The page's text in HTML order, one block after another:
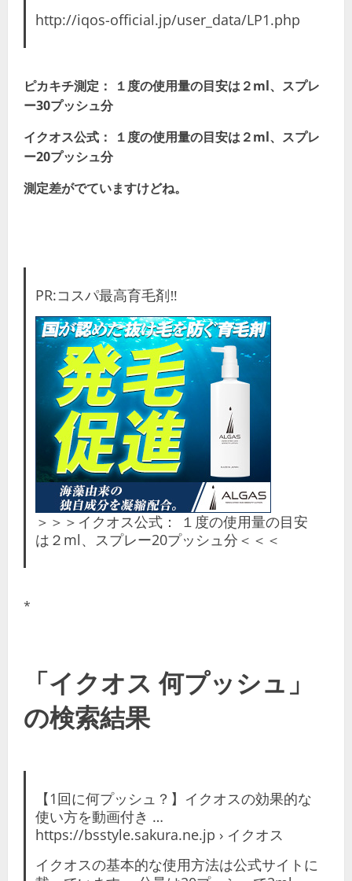
http://iqos-official.jp/user_data/LP1.php
ピカキチ測定： １度の使用量の目安は２ml、スプレ
ー30プッシュ分
イクオス公式： １度の使用量の目安は２ml、スプレ
ー20プッシュ分
測定差がでていますけどね。
PR:コスパ最高育毛剤‼
＞＞＞イクオス公式： １度の使用量の目安
は２ml、スプレー20プッシュ分＜＜＜
*
「イクオス 何プッシュ」
の検索結果
【1回に何プッシュ？】イクオスの効果的な
使い方を動画付き …
https://bsstyle.sakura.ne.jp › イクオス
イクオスの基本的な使用方法は公式サイトに